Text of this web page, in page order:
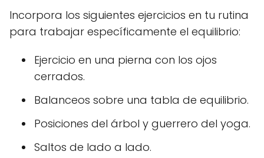
Incorpora los siguientes ejercicios en tu rutina
para trabajar específicamente el equilibrio:
Ejercicio en una pierna con los ojos
cerrados.
Balanceos sobre una tabla de equilibrio.
Posiciones del árbol y guerrero del yoga.
Saltos de lado a lado.